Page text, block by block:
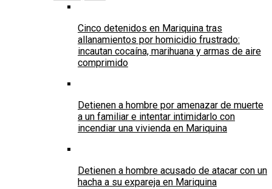
Cinco detenidos en Mariquina tras
allanamientos por homicidio frustrado:
incautan cocaína, marihuana y armas de aire
comprimido
Detienen a hombre por amenazar de muerte
a un familiar e intentar intimidarlo con
incendiar una vivienda en Mariquina
Detienen a hombre acusado de atacar con un
hacha a su expareja en Mariquina